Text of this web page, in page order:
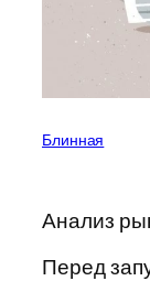
Блинная
Анализ
Перед